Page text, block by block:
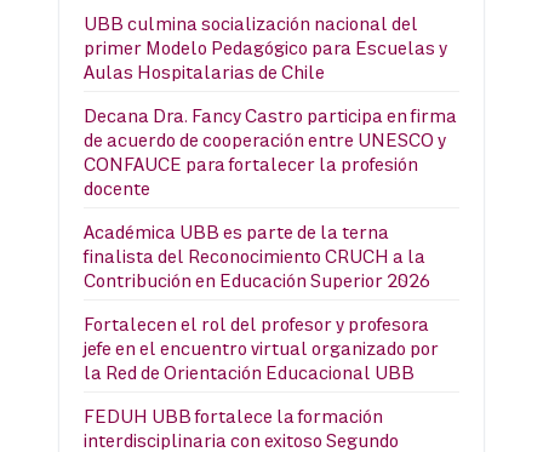
UBB culmina socialización nacional del
primer Modelo Pedagógico para Escuelas y
Aulas Hospitalarias de Chile
Decana Dra. Fancy Castro participa en firma
de acuerdo de cooperación entre UNESCO y
CONFAUCE para fortalecer la profesión
docente
Académica UBB es parte de la terna
finalista del Reconocimiento CRUCH a la
Contribución en Educación Superior 2026
Fortalecen el rol del profesor y profesora
jefe en el encuentro virtual organizado por
la Red de Orientación Educacional UBB
FEDUH UBB fortalece la formación
interdisciplinaria con exitoso Segundo